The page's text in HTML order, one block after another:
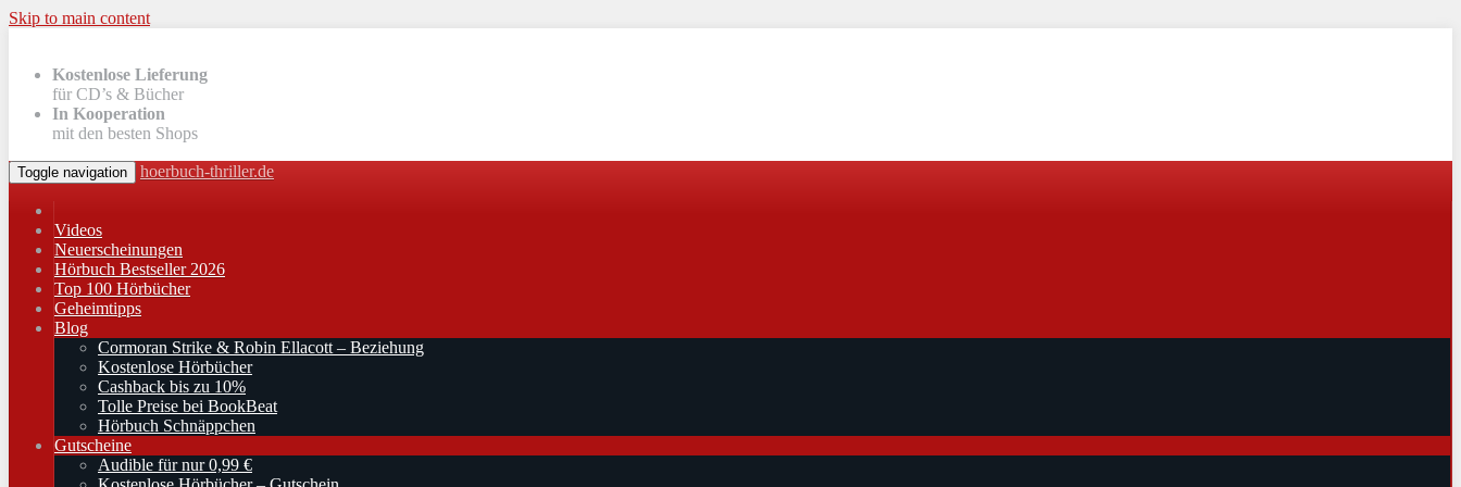
Skip to main content
Kostenlose Lieferung
für CD’s & Bücher
In Kooperation
mit den besten Shops
Toggle navigation hoerbuch-thriller.de
Videos
Neuerscheinungen
Hörbuch Bestseller 2026
Top 100 Hörbücher
Geheimtipps
Blog
Cormoran Strike & Robin Ellacott – Beziehung
Kostenlose Hörbücher
Cashback bis zu 10%
Tolle Preise bei BookBeat
Hörbuch Schnäppchen
Gutscheine
Audible für nur 0,99 €